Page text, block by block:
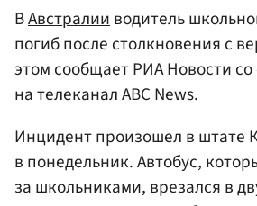
ВАвстралииводитель
погиб после столкновения с
этом сообщает РИА Новости
на телеканал ABC News.
Инцидент произошел в штате
в понедельник. Автобус,
за школьниками, врезался в